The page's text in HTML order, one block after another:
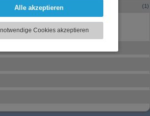
für soziale Medien anbieten zu
Dabei werden ggf.
zu Ihrer Verwendung unserer
Werbung und Analysen
Unsere Partner führen diese
die Sie bereitgestellt haben
Alle akzeptieren
Cookies akzeptieren
(1)